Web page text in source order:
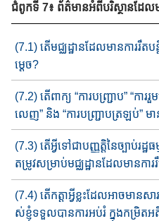
ជំពូកទី 7៖ ព័ត៌មានអំពីបរិស្ថានដែ
(7.1) តើមជ្ឈដ្ឋានដែល​មានការរឹ
ម្ដេច?​
(7.2) តើពាក្យ “ការបញ្ជ្រាប” “ការ
លេញ​​” និង “ការបញ្ជា្របត្រឡប់​”
(7.3) តើអ្វីទៅជាប​ញ្ញត្តិនៃ​ច្បាប់រដ្
តម្រូវ​សម្រាប់​មជ្ឈដ្ឋានដែលមានកា
(7.4) តើកត្តាអ្វីខ្លះដែលអាចមាន
ស់ខ្ញុំទទួលបាន​​ការអប់រំ​ ក្នុង​កម្រិត​